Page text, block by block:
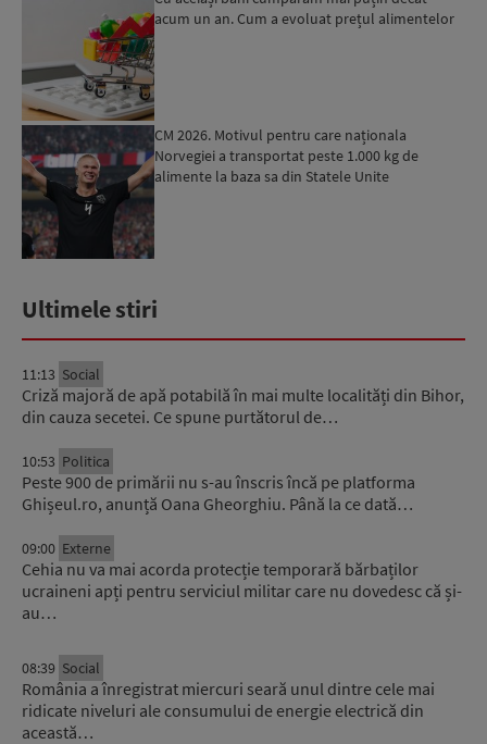
acum un an. Cum a evoluat prețul alimentelor
CM 2026. Motivul pentru care naționala
Norvegiei a transportat peste 1.000 kg de
alimente la baza sa din Statele Unite
Ultimele stiri
11:13 Social
Criză majoră de apă potabilă în mai multe localități din Bihor,
din cauza secetei. Ce spune purtătorul de…
10:53 Politica
Peste 900 de primării nu s-au înscris încă pe platforma
Ghișeul.ro, anunță Oana Gheorghiu. Până la ce dată…
09:00 Externe
Cehia nu va mai acorda protecție temporară bărbaților
ucraineni apți pentru serviciul militar care nu dovedesc că și-
au…
08:39 Social
România a înregistrat miercuri seară unul dintre cele mai
ridicate niveluri ale consumului de energie electrică din
această…